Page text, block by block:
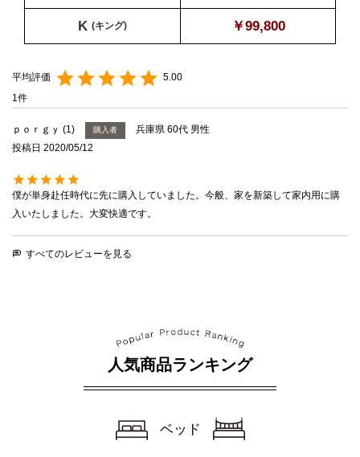
K (キング) ￥99,800
5.00
1
ｐｏｒｇｙ 1 購入者 兵庫県 60代 男性
投稿日 2020/05/12
僕が単身赴任時代に先に購入していました。今般、家を新築して家内用に購
入いたしました。大変快適です。
すべてのレビューを見る
人気商品ランキング
ベッド